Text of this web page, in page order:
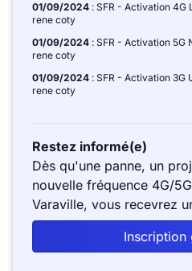
01/09/2024 : SFR - Activation 4G
rene coty
01/09/2024 : SFR - Activation 5G
rene coty
01/09/2024 : SFR - Activation 3G
rene coty
Restez informé(e)
Dès qu'une panne, un
nouvelle fréquence 4G/
Varaville, vous recevrez
Inscription